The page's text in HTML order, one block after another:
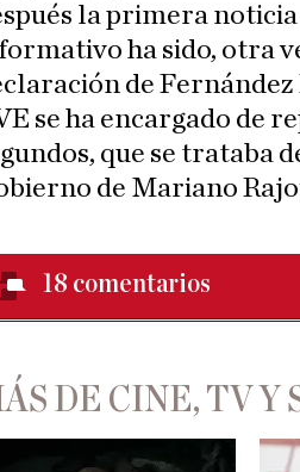
la primera
ha sido, otra
de Fernández
se ha encargado de
que se
de Mariano
18 comentarios
DE CINE, TV Y